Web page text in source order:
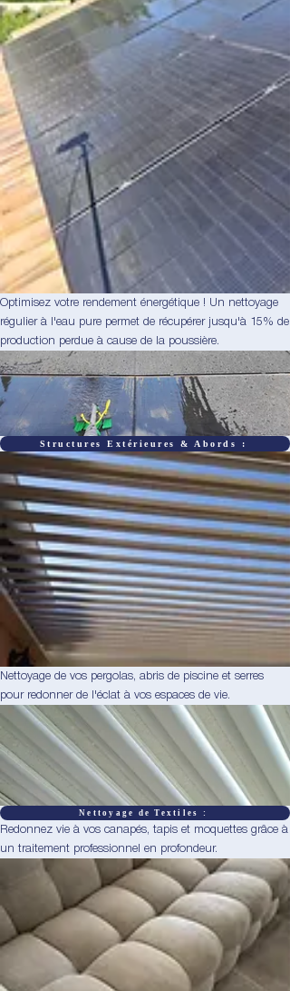
Optimisez votre rendement énergétique ! Un nettoyage
régulier à l'eau pure permet de récupérer jusqu'à 15% de
production perdue à cause de la poussière.
Structures Extérieures & Abords :
Nettoyage de vos pergolas, abris de piscine et serres
pour redonner de l'éclat à vos espaces de vie.
Nettoyage de Textiles :
Redonnez vie à vos canapés, tapis et moquettes grâce à
un traitement professionnel en profondeur.